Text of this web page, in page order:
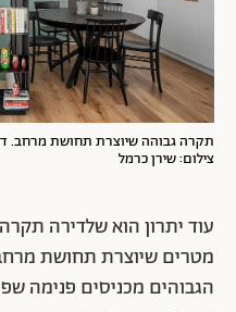
תקרה גבוהה שיוצרת תחושת מרחב.
צילום: שירן כרמל
עוד יתרון הוא שלדירה
מטרים שיוצרת תחושת
הגבוהים מכניסים פנימה